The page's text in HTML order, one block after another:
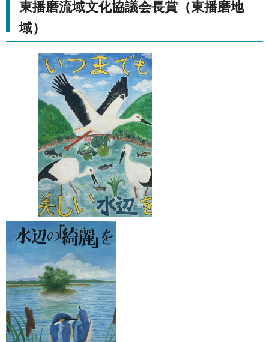
東播磨流域文化協議会長賞（東播磨地
域）